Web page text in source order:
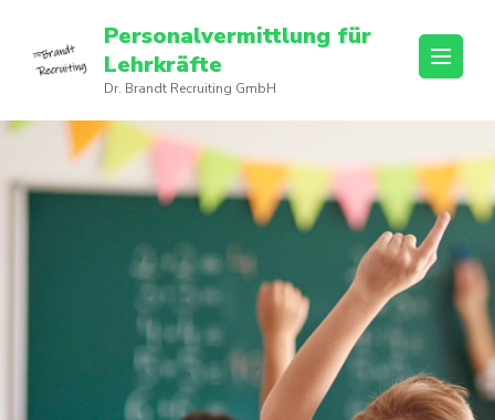
Personalvermittlung für
Lehrkräfte
Dr. Brandt Recruiting GmbH